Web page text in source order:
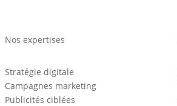
Nos expertises
Stratégie digitale
Campagnes marketing
Publicités ciblées